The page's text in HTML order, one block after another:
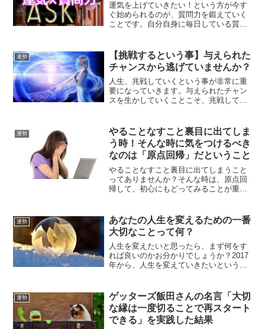
運気を上げていきたい！という方が今す
ぐ始められるのが、質問力を鍛えていく
ことです。自分自身に毎日している質問
さい。あなたの運気はどんどん上がって
いくはずです。
運勢
【挑戦するという事】与えられた
チャンスから逃げていませんか？
人生、兆戦していくという事が非常に重
要になっていきます。与えられたチャン
スを生かしていくことこそ、兆戦してい
た次第です。
運勢
やることなすこと裏目に出てしま
う時！そんな時に気をつけるべき
なのは「原点回帰」だということ
やることなすこと裏目に出てしまうこと
ってありませんか？そんな時は、原点回
帰して、初心にもどってみることが重要
な時期を脱することができるはずです。
運勢
あなたの人生を変えるための一番
大切なことって何？
人生を変えたいと思ったら、まず何をす
れば良いのかお分かりでしょうか？2017
年から、人生を変えていきたいという方
るために人生変えてみませんか？
運勢
ゲッターズ飯田さんの名言「大切
な縁は一度切ることで再スタート
できる」を実践した結果